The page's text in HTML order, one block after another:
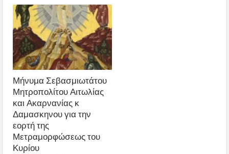
Μήνυμα Σεβασμιωτάτου
Μητροπολίτου Αιτωλίας
και Ακαρνανίας κ
Δαμασκηνου για την
εορτή της
Μετραμορφώσεως του
Κυρίου